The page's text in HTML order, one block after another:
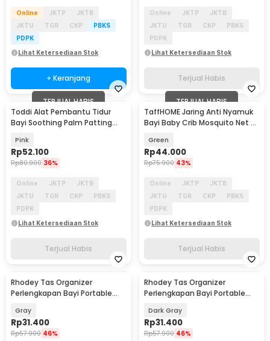
Online JKTP
JKTB
JKTU
TGR CKP
PBKS
PDPK
Lihat Ketersediaan Stok
+ Keranjang
Online JKTP
JKTB
JKTU
TGR CKP
PBKS
PDPK
Lihat Ketersediaan Stok
Terjual Habis
TERJUAL HABIS
Toddi Alat Pembantu Tidur
Bayi Soothing Palm Patting
Pink
Rp52.100
Rp80.900 36%
Online JKTP
JKTB
JKTU
TGR CKP
PBKS
PDPK
Lihat Ketersediaan Stok
Terjual Habis
TERJUAL HABIS
TaffHOME Jaring Anti Nyamuk
Bayi Baby Crib Mosquito Net -
Green
Rp44.000
Rp75.900 43%
Online JKTP
JKTB
JKTU
TGR CKP
PBKS
PDPK
Lihat Ketersediaan Stok
Terjual Habis
Rhodey Tas Organizer
Perlengkapan Bayi Portable
SS320
Gray
Rp31.400
Rp57.900 46%
Rhodey Tas Organizer
Perlengkapan Bayi Portable
SS320
Dark Gray
Rp31.400
Rp57.900 46%